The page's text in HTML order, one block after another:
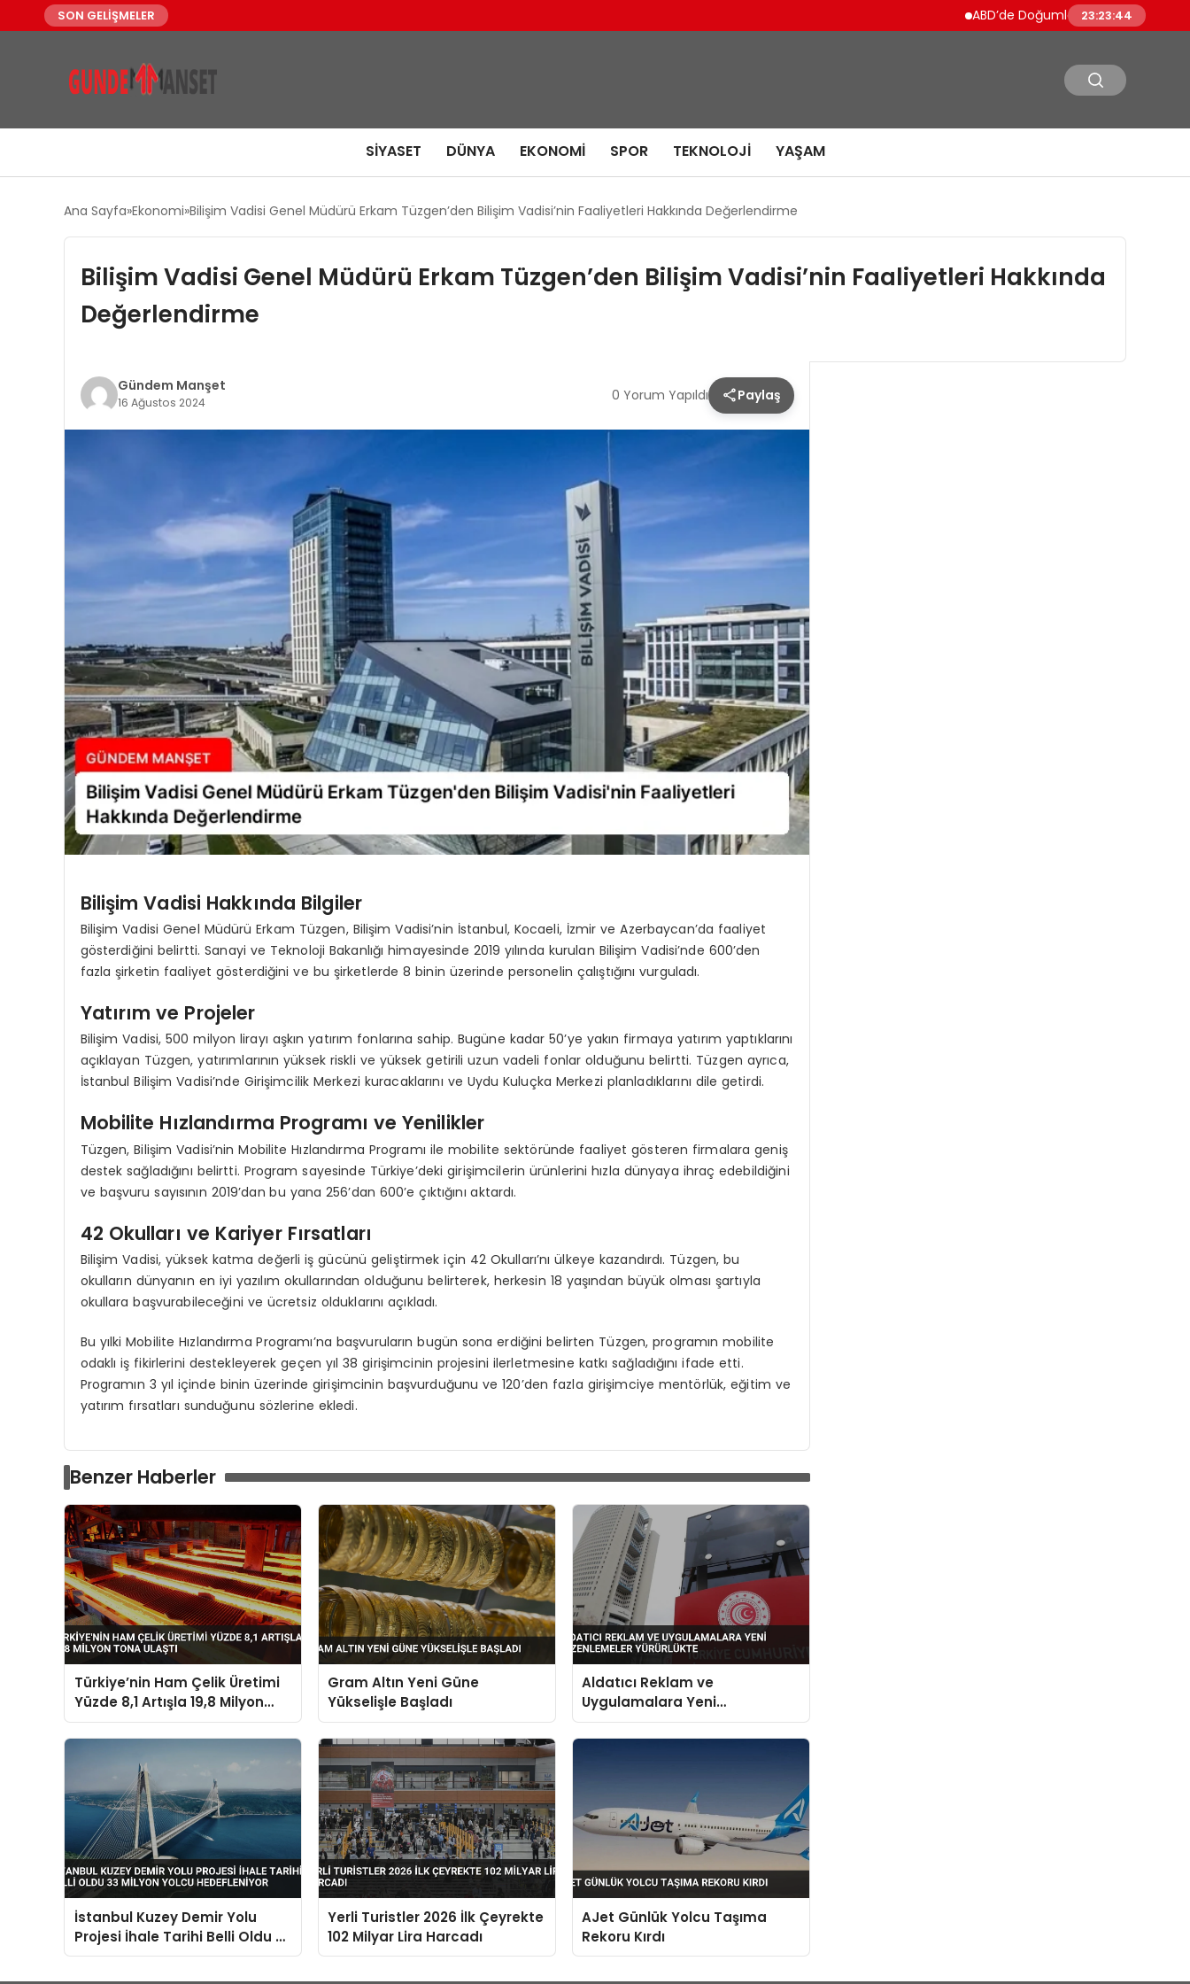
SON GELİŞMELER ABD’de Doğumla Vatandaşlık
23:23:45
SIYASET DÜNYA EKONOMI SPOR TEKNOLOJI YAŞAM
Ana Sayfa Ekonomi Bilişim Vadisi Genel Müdürü Erkam Tüzgen’den Bilişim Vadisi’nin Faaliyetleri Hakkında Değerlendirme
Bilişim Vadisi Genel Müdürü Erkam Tüzgen’den Bilişim Vadisi’nin Faaliyetleri Hakkında
Değerlendirme
Gündem Manşet
16 Ağustos 2024 0 Yorum Yapıldı Paylaş
Bilişim Vadisi Hakkında Bilgiler
Bilişim Vadisi Genel Müdürü Erkam Tüzgen, Bilişim Vadisi’nin İstanbul, Kocaeli, İzmir ve Azerbaycan’da faaliyet
gösterdiğini belirtti. Sanayi ve Teknoloji Bakanlığı himayesinde 2019 yılında kurulan Bilişim Vadisi’nde 600’den
fazla şirketin faaliyet gösterdiğini ve bu şirketlerde 8 binin üzerinde personelin çalıştığını vurguladı.
Yatırım ve Projeler
Bilişim Vadisi, 500 milyon lirayı aşkın yatırım fonlarına sahip. Bugüne kadar 50’ye yakın firmaya yatırım yaptıklarını
açıklayan Tüzgen, yatırımlarının yüksek riskli ve yüksek getirili uzun vadeli fonlar olduğunu belirtti. Tüzgen ayrıca,
İstanbul Bilişim Vadisi’nde Girişimcilik Merkezi kuracaklarını ve Uydu Kuluçka Merkezi planladıklarını dile getirdi.
Mobilite Hızlandırma Programı ve Yenilikler
Tüzgen, Bilişim Vadisi’nin Mobilite Hızlandırma Programı ile mobilite sektöründe faaliyet gösteren firmalara geniş
destek sağladığını belirtti. Program sayesinde Türkiye’deki girişimcilerin ürünlerini hızla dünyaya ihraç edebildiğini
ve başvuru sayısının 2019’dan bu yana 256’dan 600’e çıktığını aktardı.
42 Okulları ve Kariyer Fırsatları
Bilişim Vadisi, yüksek katma değerli iş gücünü geliştirmek için 42 Okulları’nı ülkeye kazandırdı. Tüzgen, bu
okulların dünyanın en iyi yazılım okullarından olduğunu belirterek, herkesin 18 yaşından büyük olması şartıyla
okullara başvurabileceğini ve ücretsiz olduklarını açıkladı.
Bu yılki Mobilite Hızlandırma Programı’na başvuruların bugün sona erdiğini belirten Tüzgen, programın mobilite
odaklı iş fikirlerini destekleyerek geçen yıl 38 girişimcinin projesini ilerletmesine katkı sağladığını ifade etti.
Programın 3 yıl içinde binin üzerinde girişimcinin başvurduğunu ve 120’den fazla girişimciye mentörlük, eğitim ve
yatırım fırsatları sunduğunu sözlerine ekledi.
Benzer Haberler
Türkiye’nin Ham Çelik Üretimi
Yüzde 8,1 Artışla 19,8 Milyon
Tona Ulaştı
Gram Altın Yeni Güne
Yükselişle Başladı
Aldatıcı Reklam ve
Uygulamalara Yeni
Düzenlemeler Yürürlükte
İstanbul Kuzey Demir Yolu
Projesi İhale Tarihi Belli Oldu 33
Milyon Yolcu Hedefleniyor
Yerli Turistler 2026 İlk Çeyrekte
102 Milyar Lira Harcadı
AJet Günlük Yolcu Taşıma
Rekoru Kırdı